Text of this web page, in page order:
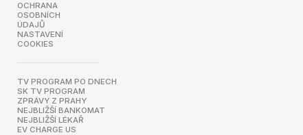
OCHRANA
OSOBNÍCH
ÚDAJŮ
NASTAVENÍ
COOKIES
TV PROGRAM PO DNECH
SK TV PROGRAM
ZPRÁVY Z PRAHY
NEJBLIŽŠÍ BANKOMAT
NEJBLIŽŠÍ LÉKAŘ
EV CHARGE US